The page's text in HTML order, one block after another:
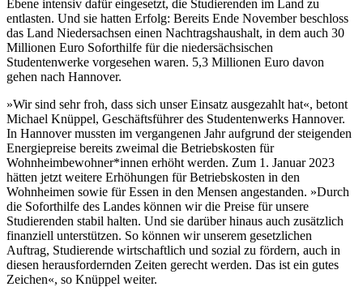
Ebene intensiv dafür eingesetzt, die Studierenden im Land zu
entlasten. Und sie hatten Erfolg: Bereits Ende November beschloss
das Land Niedersachsen einen Nachtragshaushalt, in dem auch 30
Millionen Euro Soforthilfe für die niedersächsischen
Studentenwerke vorgesehen waren. 5,3 Millionen Euro davon
gehen nach Hannover.
»Wir sind sehr froh, dass sich unser Einsatz ausgezahlt hat«, betont
Michael Knüppel, Geschäftsführer des Studentenwerks Hannover.
In Hannover mussten im vergangenen Jahr aufgrund der steigenden
Energiepreise bereits zweimal die Betriebskosten für
Wohnheimbewohner*innen erhöht werden. Zum 1. Januar 2023
hätten jetzt weitere Erhöhungen für Betriebskosten in den
Wohnheimen sowie für Essen in den Mensen angestanden. »Durch
die Soforthilfe des Landes können wir die Preise für unsere
Studierenden stabil halten. Und sie darüber hinaus auch zusätzlich
finanziell unterstützen. So können wir unserem gesetzlichen
Auftrag, Studierende wirtschaftlich und sozial zu fördern, auch in
diesen herausfordernden Zeiten gerecht werden. Das ist ein gutes
Zeichen«, so Knüppel weiter.